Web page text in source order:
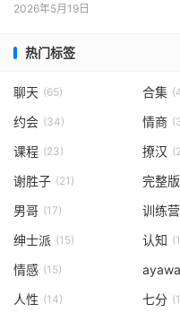
2026年5月19日
热门标签
聊天 (65) 合集
约会 (34) 情商
课程 (23) 撩汉
谢胜子 (21) 完整版
男哥 (17) 训练营
绅士派 (15) 认知
情感 (15)
人性 (14) 七分